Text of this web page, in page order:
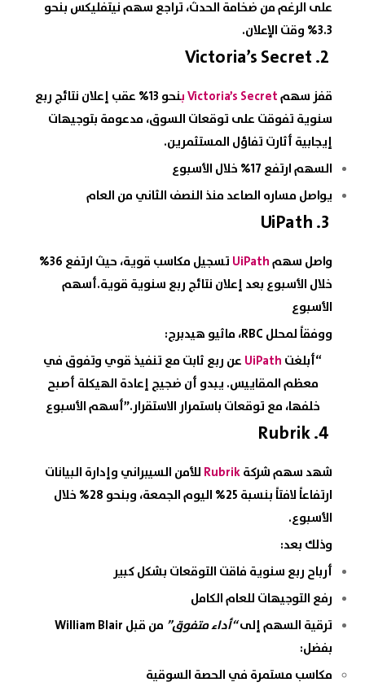
على الرغم من ضخامة الحدث، تراجع سهم نيتفليكس بنحو
3.3% وقت الإعلان.
Victoria’sSecret
قفز سهم
نحو 13% عقب إعلان نتائج ربع
سنوية تفوقت على توقعات السوق، مدعومة بتوجيهات
إيجابية أثارت تفاؤل المستثمرين.
السهم ارتفع 17% خلال الأسبوع
يواصل مساره الصاعد منذ النصف الثاني من العام
UiPath
واصل سهمUiPath
تسجيل مكاسب قوية، حيث ارتفع 36%
خلال الأسبوع بعد إعلان نتائج ربع سنوية قوية.أسهم
الأسبوع
ووفقاً لمحلل RBC، ماثيو هيدبرج:
“أبلغت UiPath عن ربع ثابت مع تنفيذ قوي وتفوق في
معظم المقاييس. يبدو أن ضجيج إعادة الهيكلة أصبح
خلفها، مع توقعات باستمرار الاستقرار.”أسهم الأسبوع
Rubrik
شهد سهم شركةRubrik للأمن السيبراني وإدارة البيانات
ارتفاعاً لافتاً بنسبة 25% اليوم الجمعة، وبنحو 28% خلال
الأسبوع.
وذلك بعد:
أرباح ربع سنوية فاقت التوقعات بشكل كبير
رفع التوجيهات للعام الكامل
ترقية السهم إلى“أداء متفوق”
من قبل William Blair
بفضل:
مكاسب مستمرة في الحصة السوقية